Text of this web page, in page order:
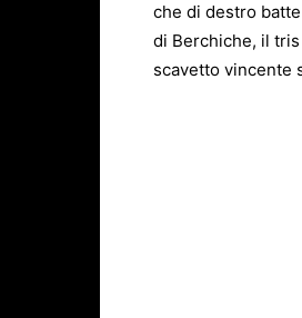
che di destro
di Berchiche, il
scavetto vincente